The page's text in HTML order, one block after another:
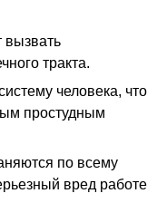
вызвать
тракта.
человека, что
простудным
по всему
вред работе